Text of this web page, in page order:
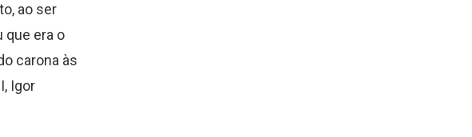
ao ser
que era o
carona às
Igor